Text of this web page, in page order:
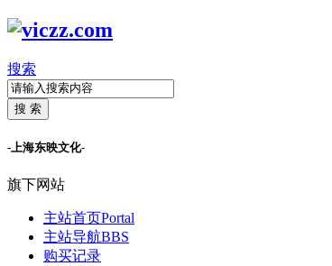
搜索
搜 索
-上海东映文化-
旗下网站
主站首页Portal
主站导航BBS
购买记录